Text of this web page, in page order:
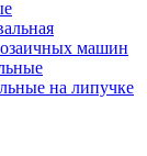
машин
на липучке